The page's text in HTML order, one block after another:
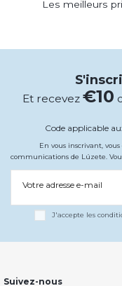
Les meilleurs
Et recevez €10
Code applicable
En vous inscrivant,
communications de Lúzete.
Votre adresse e-mail
J'accepte les
Suivez-nous